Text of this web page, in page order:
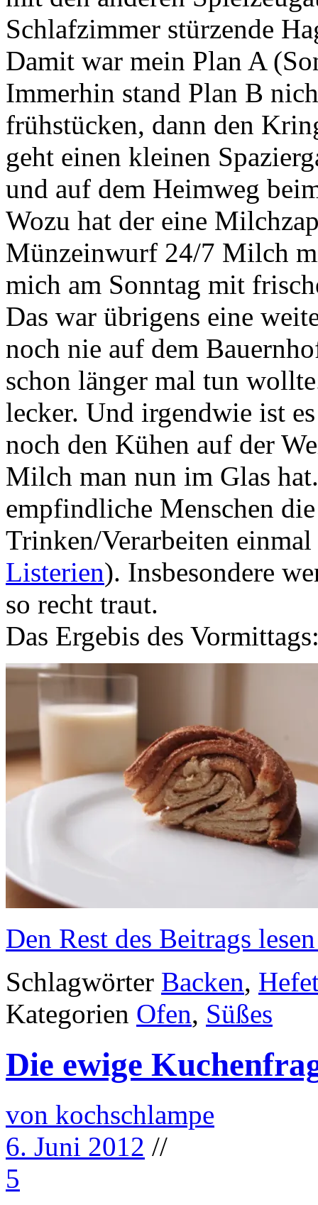
Schlafzimmer stürzende
Damit war mein Plan A
Immerhin stand Plan B
frühstücken, dann den
geht einen kleinen
und auf dem Heimweg
Wozu hat der eine
Münzeinwurf 24/7 Milch
mich am Sonntag mit
Das war übrigens eine
noch nie auf dem
schon länger mal tun
lecker. Und irgendwie ist
noch den Kühen auf der
Milch man nun im Glas
empfindliche Menschen
Trinken/Verarbeiten
Listerien). Insbesondere
so recht traut.
Das Ergebis des
Den Rest des Beitrags
Schlagwörter Backen,
Kategorien Ofen, Süßes
Die ewige
von kochschlampe
6. Juni 2012 //
5